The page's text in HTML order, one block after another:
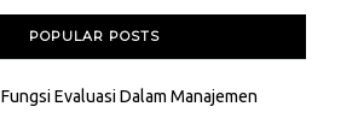
POPULAR POSTS
Fungsi Evaluasi Dalam Manajemen